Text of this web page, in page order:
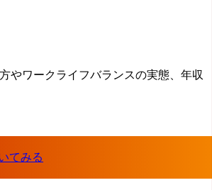
やワークライフバランスの実態、年収